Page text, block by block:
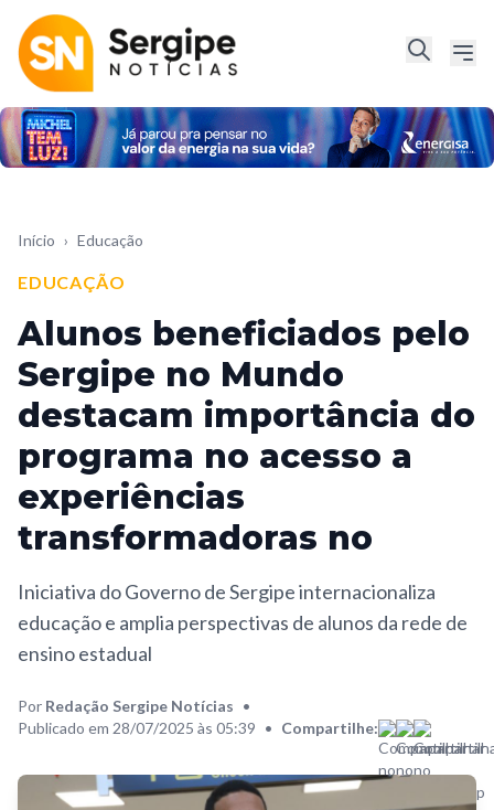
Início › Educação
EDUCAÇÃO
Alunos beneficiados pelo
Sergipe no Mundo
destacam importância do
programa no acesso a
experiências
transformadoras no
Iniciativa do Governo de Sergipe internacionaliza
educação e amplia perspectivas de alunos da rede de
ensino estadual
Por Redação Sergipe Notícias •
Publicado em 28/07/2025 às 05:39 • Compartilhe: